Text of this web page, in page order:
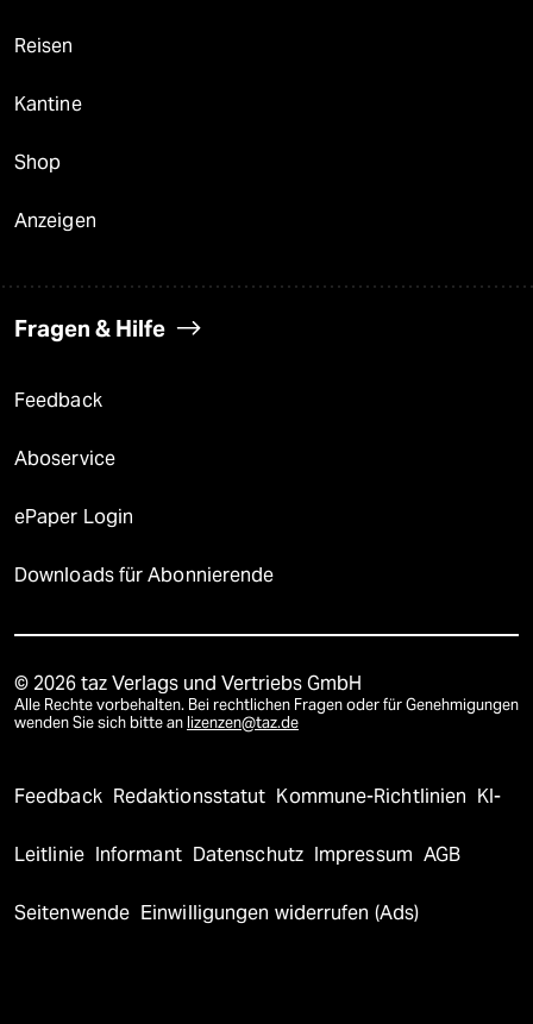
Reisen
Kantine
Shop
Anzeigen
Fragen & Hilfe
Feedback
Aboservice
ePaper Login
Downloads für Abonnierende
© 2026 taz Verlags und Vertriebs GmbH
Alle Rechte vorbehalten. Bei rechtlichen Fragen oder für Genehmigungen
wenden Sie sich bitte an lizenzen@taz.de
Feedback Redaktionsstatut Kommune-Richtlinien KI-
Leitlinie Informant Datenschutz Impressum AGB
Seitenwende Einwilligungen widerrufen (Ads)